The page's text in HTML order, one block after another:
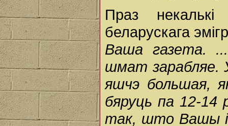
Праз
беларускага
Ваша газета.
шмат зарабляе.
яшчэ большая,
бяруць па 12-14
так, што Вашы і